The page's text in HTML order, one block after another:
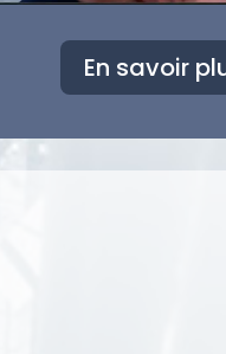
En savoir